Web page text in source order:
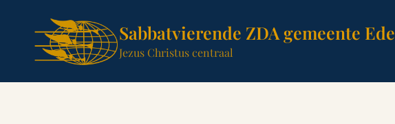
Sabbatvierende ZDA gemeente Ede
Jezus Christus centraal